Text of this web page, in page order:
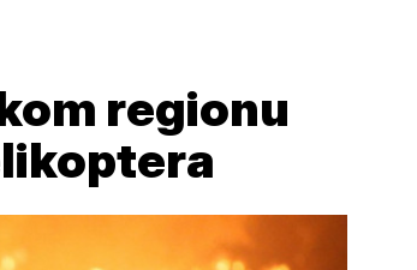
regionu